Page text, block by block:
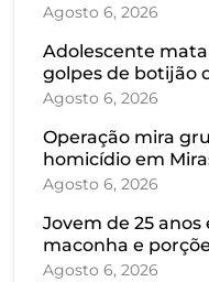
Agosto 6, 2026
Adolescente
golpes de botijão
Agosto 6, 2026
Operação mira
homicídio em
Agosto 6, 2026
Jovem de 25
maconha e
Agosto 6, 2026